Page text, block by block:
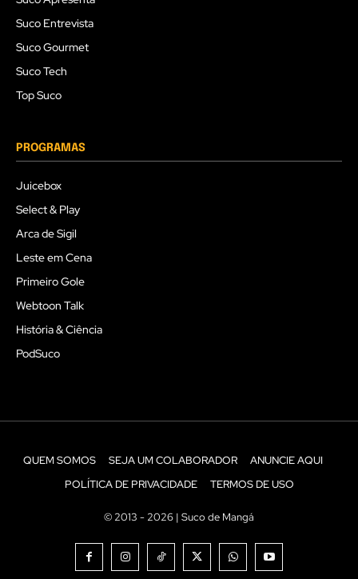
Suco Entrevista
Suco Gourmet
Suco Tech
Top Suco
PROGRAMAS
Juicebox
Select & Play
Arca de Sigil
Leste em Cena
Primeiro Gole
Webtoon Talk
História & Ciência
PodSuco
QUEM SOMOS SEJA UM COLABORADOR
ANUNCIE AQUI
POLÍTICA DE PRIVACIDADE
TERMOS DE USO
© 2013 - 2026 | Suco de Mangá